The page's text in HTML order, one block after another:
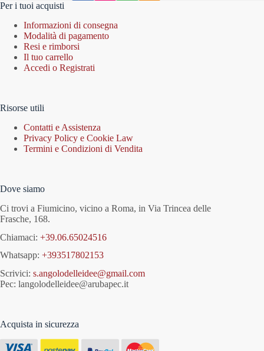
Per i tuoi acquisti
Informazioni di consegna
Modalità di pagamento
Resi e rimborsi
Il tuo carrello
Accedi o Registrati
Risorse utili
Contatti e Assistenza
Privacy Policy e Cookie Law
Termini e Condizioni di Vendita
Dove siamo
Ci trovi a Fiumicino, vicino a Roma, in Via Trincea delle
Frasche, 168.
Chiamaci: +39.06.65024516
Whatsapp: +393517802153
Scrivici: s.angolodelleidee@gmail.com
Pec: langolodelleidee@arubapec.it
Acquista in sicurezza